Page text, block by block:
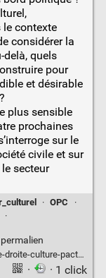
contexte
considérer la
delà, quels
pour
et désirable
plus sensible
prochaines
sur le
civile et sur
secteur
· OPC
·
·
permalien
faustien-inenvisageable/
· · 1 click